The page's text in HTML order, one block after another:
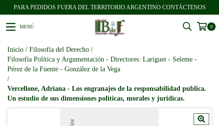
PARA PEDIDOS FUERA DEL TERRITORIO ARGENTINO CONTÁCTENOS
MENÚ 0
Inicio / Filosofía del Derecho /
Filosofía Política y Argumentación - Directores: Lariguet - Seleme -
Pérez de la Fuente - González de la Vega
/
Vercellone, Adriana - Los engranajes de la responsabilidad publica.
Un estudio de sus dimensiones politicas, morales y juridicas.